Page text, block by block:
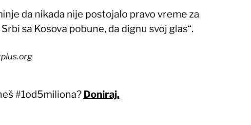
da nikada nije postojalo pravo vreme za
sa Kosova pobune, da dignu svoj glas“.
#1od5miliona? Doniraj.